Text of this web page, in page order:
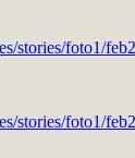
stories/foto1/
stories/foto1/